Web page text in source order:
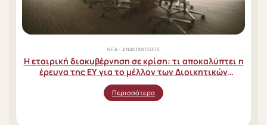
ΝΈΑ - ΑΝΑΚΟΙΝΏΣΕΙΣ
Η εταιρική διακυβέρνηση σε κρίση: τι αποκαλύπτει η
έρευνα της EY για το μέλλον των Διοικητικών
Συμβουλίων
Περισσότερα